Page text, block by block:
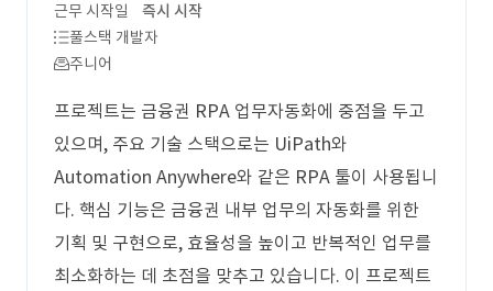
근무 시작일
즉시 시작
풀스택 개발자
주니어
프로젝트는 금융권 RPA 업무자동화에 중점을 두고
있으며, 주요 기술 스택으로는 UiPath와
Automation Anywhere와 같은 RPA 툴이 사용됩니
다. 핵심 기능은 금융권 내부 업무의 자동화를 위한
기획 및 구현으로, 효율성을 높이고 반복적인 업무를
최소화하는 데 초점을 맞추고 있습니다. 이 프로젝트